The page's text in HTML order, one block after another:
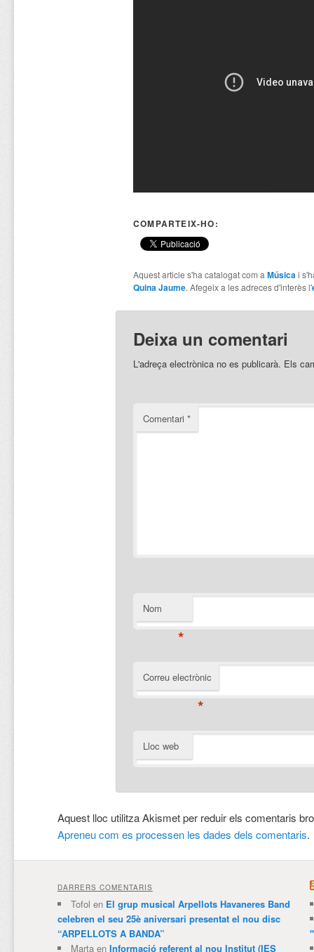
COMPARTEIX-HO:
Aquest article s'ha catalogat com a Música i
Quina Jaume. Afegeix a les adreces d'interès l'
Deixa un comentari
L'adreça electrònica no es publicarà. Els
Comentari *
Nom
*
Correu electrònic
*
Lloc web
Aquest lloc utilitza Akismet per reduir els comentaris
Apreneu com es processen les dades dels comentaris.
DARRERS COMENTARIS
Tofol en El grup musical Arpellots Havaneres Band
celebren el seu 25è aniversari presentat el nou disc
“ARPELLOTS A BANDA”
Martaen Informació referent al nou Institut (IES